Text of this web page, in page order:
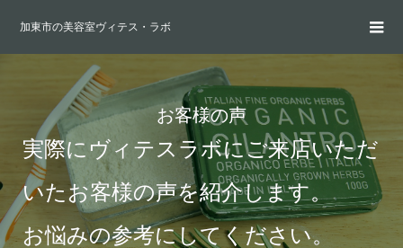
加東市の美容室ヴィテス・ラボ
お客様の声
実際にヴィテスラボにご来店いただ
いたお客様の声を紹介します。
お悩みの参考にしてください。